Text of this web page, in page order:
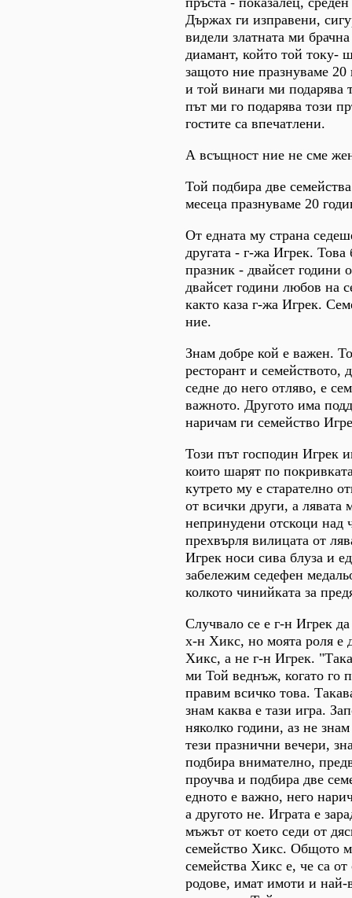
Държах ги изправени,
видели златната ми
диамант, който той току-
защото ние празнуваме 20
и той винаги ми подарява
път ми го подарява този
гостите са впечатлени.
А всъщност ние не сме
Той подбира две
месеца празнуваме 20
От едната му страна
другата - г-жа Игрек.
празник - двайсет години
двайсет години любов на
както каза г-жа Игрек.
ние.
Знам добре кой е важен.
ресторант и семейството,
седне до него отляво, е
важното. Другото има
наричам ги семейство
Този път господин Игрек
които шарят по
кутрето му е старателно
от всички други, а лявата
непринудени отскоци над
прехвърля вилицата от
Игрек носи сива блуза и
забележим седефен
колкото чинийката за
Случвало се е г-н Игрек
х-н Хикс, но моята роля е
Хикс, а не г-н Игрек.
ми Той веднъж, когато го
правим всичко това.
знам каква е тази игра.
няколко години, аз не
тези празнични вечери,
подбира внимателно,
проучва и подбира две
едното е важно, него
а другото не. Играта е
мъжът от което седи от
семейство Хикс. Общото
семейства Хикс е, че са
родове, имат имоти и най-